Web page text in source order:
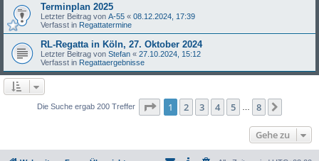
Terminplan 2025
Letzter Beitrag von A-55 « 08.12.2024, 17:39
Verfasst in Regattatermine
RL-Regatta in Köln, 27. Oktober 2024
Letzter Beitrag von Stefan « 27.10.2024, 15:12
Verfasst in Regattaergebnisse
Die Suche ergab 200 Treffer Seite 1von
1 2 3 4 5 8
Gehe zu